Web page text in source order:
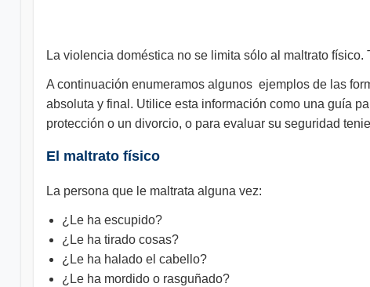
La violencia doméstica no se limita sólo al maltrato
A continuación enumeramos algunos ejemplos de las
absoluta y final. Utilice esta información como una guía
protección o un divorcio, o para evaluar su seguridad
El maltrato físico
La persona que le maltrata alguna vez:
¿Le ha escupido?
¿Le ha tirado cosas?
¿Le ha halado el cabello?
¿Le ha mordido o rasguñado?